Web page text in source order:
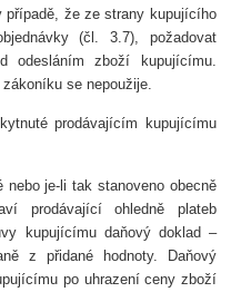
případě, že ze strany kupujícího
(čl. 3.7), požadovat
odesláním zboží kupujícímu.
se nepoužije.
prodávajícím kupujícímu
je-li tak stanoveno obecně
prodávající ohledně plateb
kupujícímu daňový doklad –
z přidané hodnoty. Daňový
po uhrazení ceny zboží